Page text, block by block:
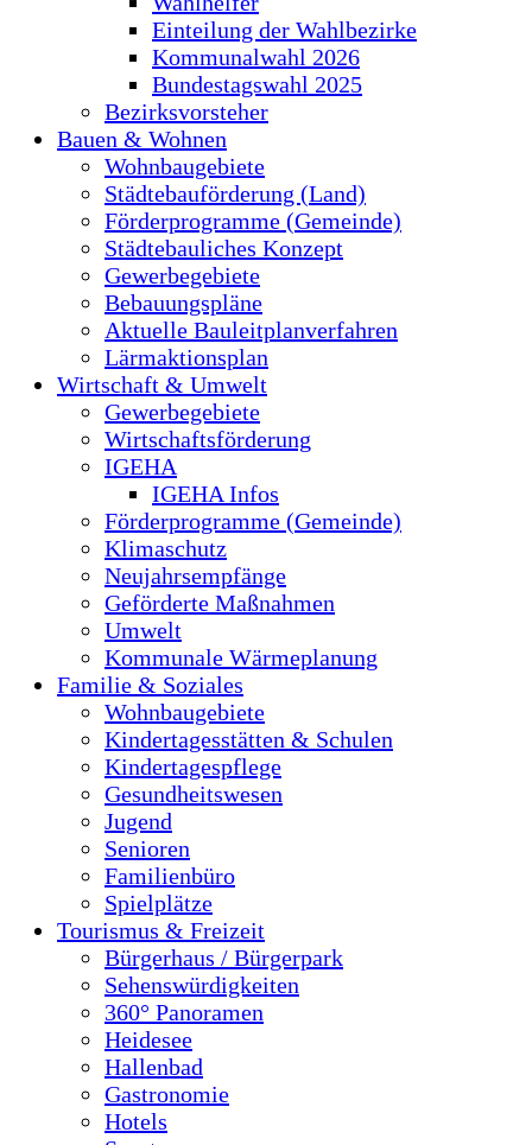
Einteilung der Wahlbezirke
Kommunalwahl 2026
Bundestagswahl 2025
Bezirksvorsteher
Bauen & Wohnen
Wohnbaugebiete
Städtebauförderung (Land)
Förderprogramme (Gemeinde)
Städtebauliches Konzept
Gewerbegebiete
Bebauungspläne
Aktuelle Bauleitplanverfahren
Lärmaktionsplan
Wirtschaft & Umwelt
Gewerbegebiete
Wirtschaftsförderung
IGEHA
IGEHA Infos
Förderprogramme (Gemeinde)
Klimaschutz
Neujahrsempfänge
Geförderte Maßnahmen
Umwelt
Kommunale Wärmeplanung
Familie & Soziales
Wohnbaugebiete
Kindertagesstätten & Schulen
Kindertagespflege
Gesundheitswesen
Jugend
Senioren
Familienbüro
Spielplätze
Tourismus & Freizeit
Bürgerhaus / Bürgerpark
Sehenswürdigkeiten
360° Panoramen
Heidesee
Hallenbad
Gastronomie
Hotels